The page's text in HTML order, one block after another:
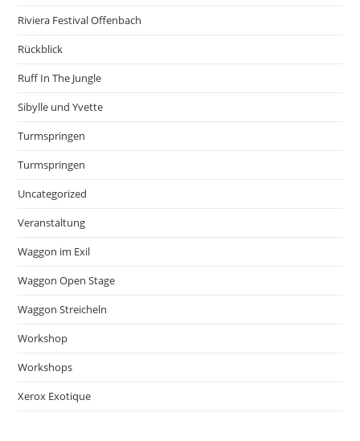
Riviera Festival Offenbach
Rückblick
Ruff In The Jungle
Sibylle und Yvette
Turmspringen
Turmspringen
Uncategorized
Veranstaltung
Waggon im Exil
Waggon Open Stage
Waggon Streicheln
Workshop
Workshops
Xerox Exotique